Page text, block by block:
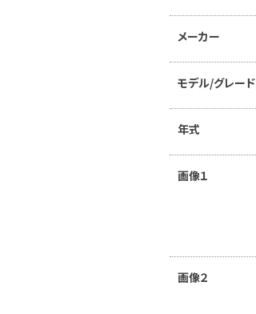
メーカー
モデル/グレード
年式
画像１
画像２